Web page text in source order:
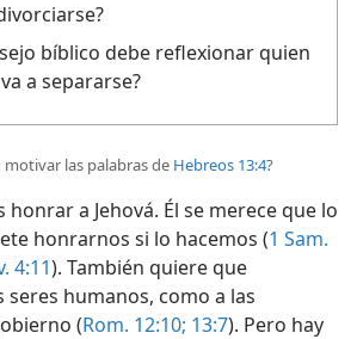
bíblico debe reflexionar quien
a separarse?
motivar las palabras de Hebreos 13:4?
honrar a Jehová. Él se merece que lo
honrarnos si lo hacemos (1 Sam.
4:11). También quiere que
humanos, como a las
(Rom. 12:10; 13:7). Pero hay